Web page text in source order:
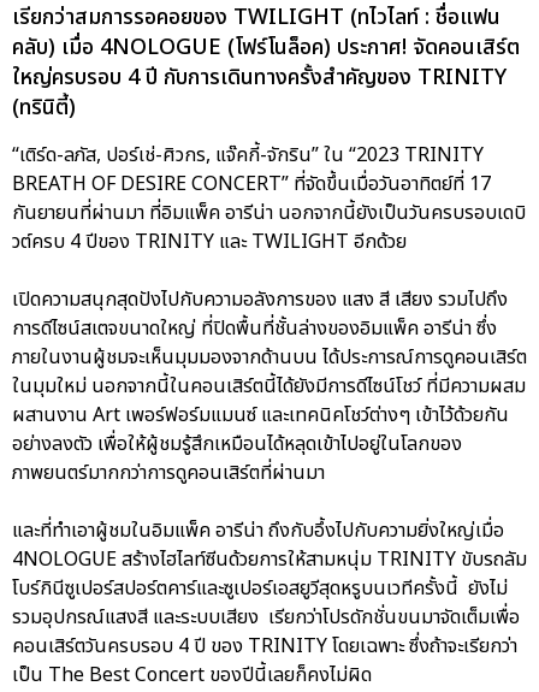
เรียกว่าสมการรอคอยของ TWILIGHT (ทไวไลท์ : ชื่อแฟน
คลับ) เมื่อ 4NOLOGUE (โฟร์โนล็อค) ประกาศ! จัดคอนเสิร์ต
ใหญ่ครบรอบ 4 ปี กับการเดินทางครั้งสำคัญของ TRINITY
(ทรินิตี้)
“เติร์ด-ลภัส, ปอร์เช่-ศิวกร, แจ๊คกี้-จักริน” ใน “2023 TRINITY
BREATH OF DESIRE CONCERT” ที่จัดขึ้นเมื่อวันอาทิตย์ที่ 17
กันยายนที่ผ่านมา ที่อิมแพ็ค อารีน่า นอกจากนี้ยังเป็นวันครบรอบเดบิ
วต์ครบ 4 ปีของ TRINITY และ TWILIGHT อีกด้วย
เปิดความสนุกสุดปังไปกับความอลังการของ แสง สี เสียง รวมไปถึง
การดีไซน์สเตจขนาดใหญ่ ที่ปิดพื้นที่ชั้นล่างของอิมแพ็ค อารีน่า ซึ่ง
ภายในงานผู้ชมจะเห็นมุมมองจากด้านบน ได้ประการณ์การดูคอนเสิร์ต
ในมุมใหม่ นอกจากนี้ในคอนเสิร์ตนี้ได้ยังมีการดีไซน์โชว์ ที่มีความผสม
ผสานงาน Art เพอร์ฟอร์มแมนซ์ และเทคนิคโชว์ต่างๆ เข้าไว้ด้วยกัน
อย่างลงตัว เพื่อให้ผู้ชมรู้สึกเหมือนได้หลุดเข้าไปอยู่ในโลกของ
ภาพยนตร์มากกว่าการดูคอนเสิร์ตที่ผ่านมา
และที่ทำเอาผู้ชมในอิมแพ็ค อารีน่า ถึงกับอึ้งไปกับความยิ่งใหญ่เมื่อ
4NOLOGUE สร้างไฮไลท์ซีนด้วยการให้สามหนุ่ม TRINITY ขับรถลัม
โบร์กินีซูเปอร์สปอร์ตคาร์และซูเปอร์เอสยูวีสุดหรูบนเวทีครั้งนี้ ยังไม่
รวมอุปกรณ์แสงสี และระบบเสียง เรียกว่าโปรดักชั่นขนมาจัดเต็มเพื่อ
คอนเสิร์ตวันครบรอบ 4 ปี ของ TRINITY โดยเฉพาะ ซึ่งถ้าจะเรียกว่า
เป็น The Best Concert ของปีนี้เลยก็คงไม่ผิด